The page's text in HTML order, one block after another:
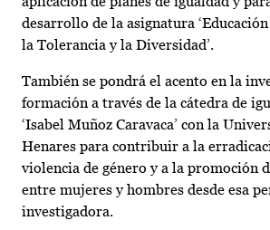
desarrollo de la asignatura
la Tolerancia y la Diversidad’.
También se pondrá el acento en la
formación a través de la cátedra de
‘Isabel Muñoz Caravaca’ con la
Henares para contribuir a la
violencia de género y a la promoción
entre mujeres y hombres desde esa
investigadora.